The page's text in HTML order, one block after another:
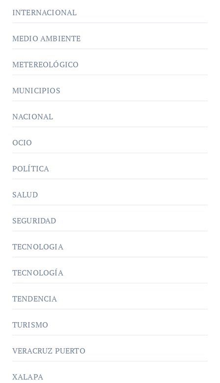
INTERNACIONAL
MEDIO AMBIENTE
METEREOLÓGICO
MUNICIPIOS
NACIONAL
OCIO
POLÍTICA
SALUD
SEGURIDAD
TECNOLOGIA
TECNOLOGÍA
TENDENCIA
TURISMO
VERACRUZ PUERTO
XALAPA